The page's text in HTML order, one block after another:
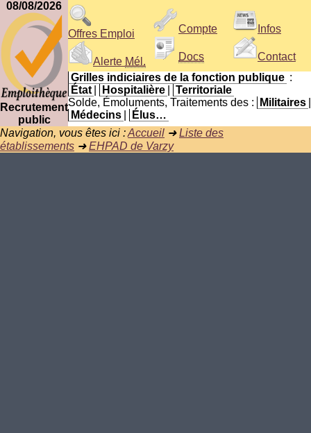
08/08/2026
Recrutement
public
Offres Emploi
Alerte Mél.
Compte
Docs
Infos
Contact
Grilles indiciaires de la fonction publique :
État
Hospitalière
Territoriale
Solde, Émoluments, Traitements des :
Militaires
Médecins
Élus…
Navigation, vous êtes ici :Accueil ➜Liste des
établissements ➜EHPAD de Varzy